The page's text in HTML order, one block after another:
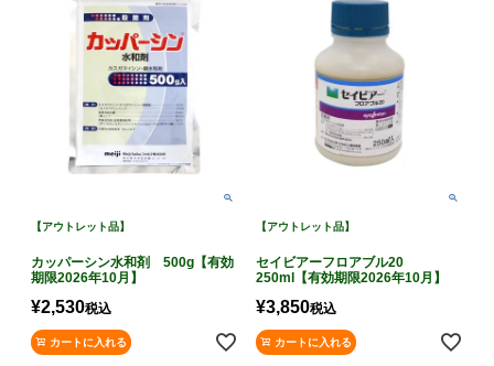
【アウトレット品】
カッパーシン水和剤 500g【有効
期限2026年10月】
¥2,530税込
カートに入れる
【アウトレット品】
セイビアーフロアブル20
250ml【有効期限2026年10月】
¥3,850税込
カートに入れる